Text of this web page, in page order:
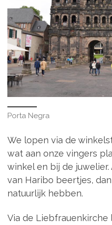
Porta Negra
We lopen via de
wat aan onze vingers
winkel en bij de
van Haribo beertjes,
natuurlijk hebben.
Via de